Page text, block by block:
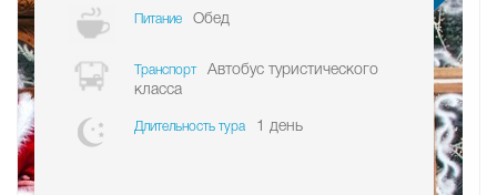
Питание Обед
Транспорт
Автобус туристического
класса
Длительность тура 1 день